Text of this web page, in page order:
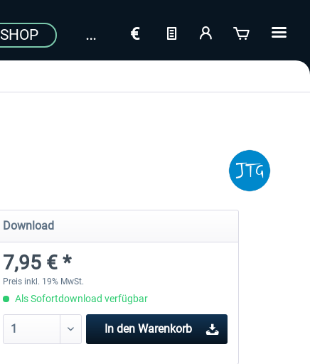
SHOP
Download
7,95 € *
Preis inkl. 19% MwSt.
Als Sofortdownload verfügbar
In den Warenkorb